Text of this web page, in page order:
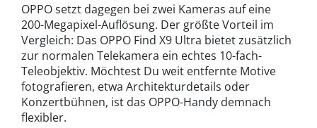
OPPO setzt dagegen bei zwei Kameras auf eine
200-Megapixel-Auflösung. Der größte Vorteil im
Vergleich: Das OPPO Find X9 Ultra bietet zusätzlich
zur normalen Telekamera ein echtes 10-fach-
Teleobjektiv. Möchtest Du weit entfernte Motive
fotografieren, etwa Architekturdetails oder
Konzertbühnen, ist das OPPO-Handy demnach
flexibler.